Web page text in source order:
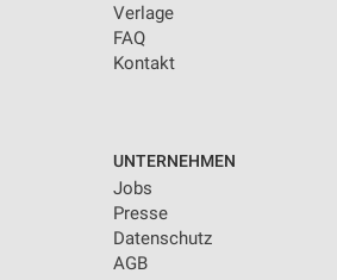
Verlage
FAQ
Kontakt
UNTERNEHMEN
Jobs
Presse
Datenschutz
AGB